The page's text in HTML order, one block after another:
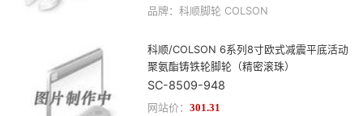
品牌： 科顺脚轮 COLSON
科顺/COLSON 6系列8寸欧式减震平底活动
聚氨酯铸铁轮脚轮（精密滚珠）
SC-8509-948
网站价： 301.31